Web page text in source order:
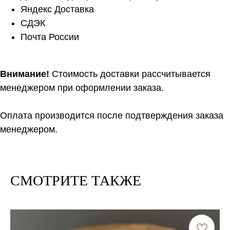
Яндекс Доставка
СДЭК
Почта России
Внимание! Стоимость доставки рассчитывается
менеджером при оформлении заказа.
Оплата производится после подтверждения заказа
менеджером.
СМОТРИТЕ ТАКЖЕ